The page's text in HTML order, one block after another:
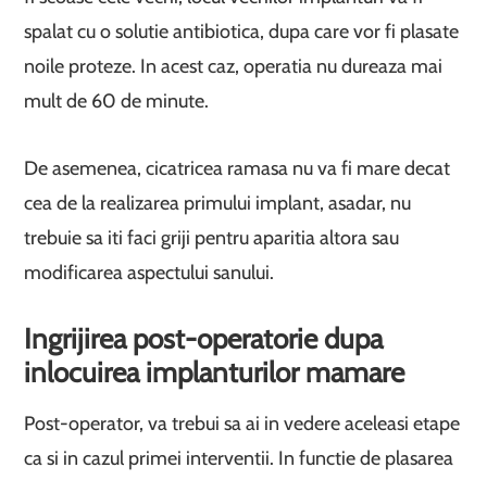
spalat cu o solutie antibiotica, dupa care vor fi plasate
noile proteze. In acest caz, operatia nu dureaza mai
mult de 60 de minute.
De asemenea, cicatricea ramasa nu va fi mare decat
cea de la realizarea primului implant, asadar, nu
trebuie sa iti faci griji pentru aparitia altora sau
modificarea aspectului sanului.
Ingrijirea post-operatorie dupa
inlocuirea implanturilor mamare
Post-operator, va trebui sa ai in vedere aceleasi etape
ca si in cazul primei interventii. In functie de plasarea